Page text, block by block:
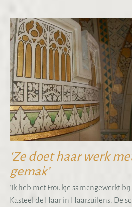
‘Ze doet haar werk
gemak’
‘Ik heb met Froukje samengewerkt
Kasteel de Haar in Haarzuilens. De